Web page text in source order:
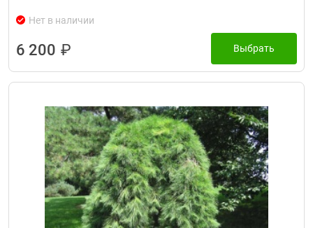
Нет в наличии
6 200 ₽ Выбрать